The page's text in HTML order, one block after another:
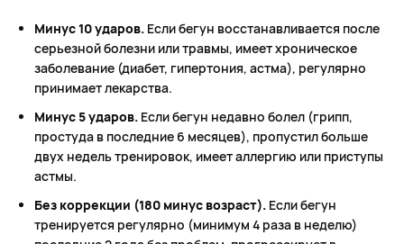
Минус 10 ударов. Если бегун восстанавливается после
серьезной болезни или травмы, имеет хроническое
заболевание (диабет, гипертония, астма), регулярно
принимает лекарства.
Минус 5 ударов. Если бегун недавно болел (грипп,
простуда в последние 6 месяцев), пропустил больше
двух недель тренировок, имеет аллергию или приступы
астмы.
Без коррекции (180 минус возраст). Если бегун
тренируется регулярно (минимум 4 раза в неделю)